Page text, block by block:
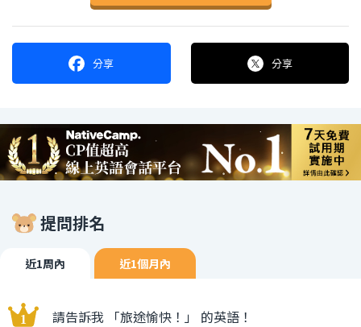
分享 分享
提問排名
近1周內 近1個月內
請告訴我 「旅途愉快！」 的英語！